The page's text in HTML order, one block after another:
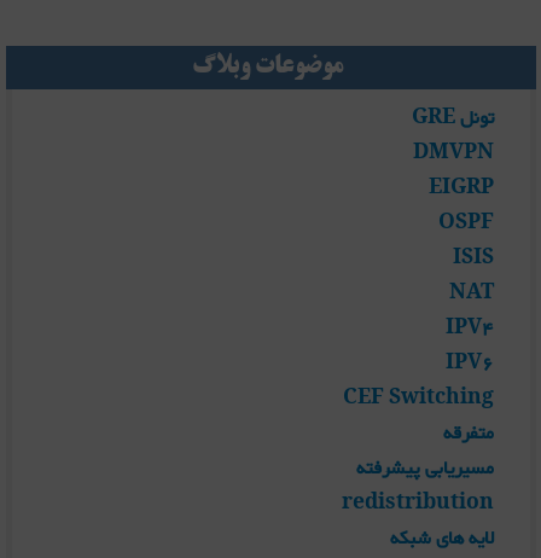
موضوعات وبلاگ
تونل GRE
DMVPN
EIGRP
OSPF
ISIS
NAT
IPV4
IPV6
CEF Switching
متفرقه
مسیریابی پیشرفته
redistribution
لایه های شبکه